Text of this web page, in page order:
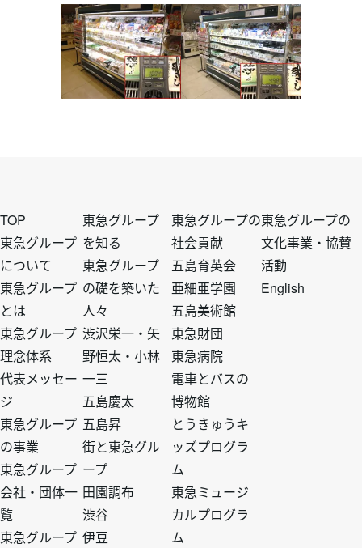
フ
ッ
タ
ー
ト
ッ
プ
TOP
東急グループ
について
東急グループ
とは
東急グループ
理念体系
代表メッセー
ジ
東急グループ
の事業
東急グループ
会社・団体一
覧
東急グループ
フ
ッ
タ
ー
ト
ッ
プ
東急グループ
を知る
東急グループ
の礎を築いた
人々
渋沢栄一・矢
野恒太・小林
一三
五島慶太
五島昇
街と東急グル
ープ
田園調布
渋谷
伊豆
フ
ッ
タ
ー
ト
ッ
プ
東急グループの
社会貢献
五島育英会
亜細亜学園
五島美術館
東急財団
東急病院
電車とバスの
博物館
とうきゅうキ
ッズプログラ
ム
東急ミュージ
カルプログラ
ム
フ
ッ
東急グループの
文化事業・協賛
活動
English